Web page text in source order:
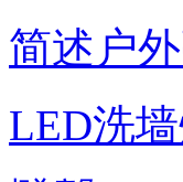
简述户
LED洗